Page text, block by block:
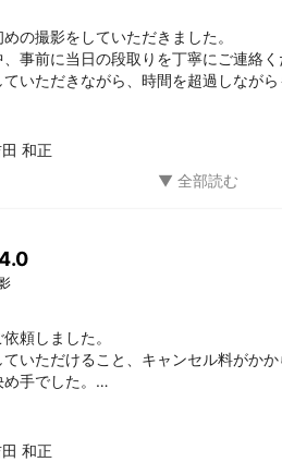
の撮影をしていただきました。
事前に当日の段取りを丁寧にご連絡く
いただきながら、時間を超過しながら
影くださり大変感謝しております。
和正
頼しました。
いただけること、キャンセル料がか
手でした。
えて嬉しいです。強いて言うなら、抱
和正